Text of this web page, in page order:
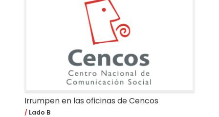
Irrumpen en las oficinas de Cencos
Lado B